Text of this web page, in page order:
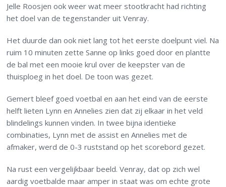
Jelle Roosjen ook weer wat meer stootkracht had richting
het doel van de tegenstander uit Venray.
Het duurde dan ook niet lang tot het eerste doelpunt viel. Na
ruim 10 minuten zette Sanne op links goed door en plantte
de bal met een mooie krul over de keepster van de
thuisploeg in het doel. De toon was gezet.
Gemert bleef goed voetbal en aan het eind van de eerste
helft lieten Lynn en Annelies zien dat zij elkaar in het veld
blindelings kunnen vinden. In twee bijna identieke
combinaties, Lynn met de assist en Annelies met de
afmaker, werd de 0-3 ruststand op het scorebord gezet.
Na rust een vergelijkbaar beeld. Venray, dat op zich wel
aardig voetbalde maar amper in staat was om echte grote